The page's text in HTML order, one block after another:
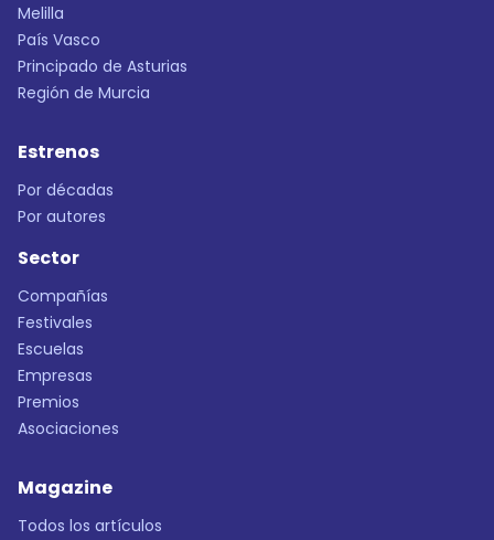
Melilla
País Vasco
Principado de Asturias
Región de Murcia
Estrenos
Por décadas
Por autores
Sector
Compañías
Festivales
Escuelas
Empresas
Premios
Asociaciones
Magazine
Todos los artículos